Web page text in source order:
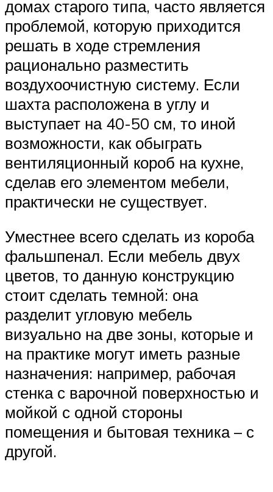
домах старого типа, часто является
проблемой, которую приходится
решать в ходе стремления
рационально разместить
воздухоочистную систему. Если
шахта расположена в углу и
выступает на 40-50 см, то иной
возможности, как обыграть
вентиляционный короб на кухне,
сделав его элементом мебели,
практически не существует.
Уместнее всего сделать из короба
фальшпенал. Если мебель двух
цветов, то данную конструкцию
стоит сделать темной: она
разделит угловую мебель
визуально на две зоны, которые и
на практике могут иметь разные
назначения: например, рабочая
стенка с варочной поверхностью и
мойкой с одной стороны
помещения и бытовая техника – с
другой.